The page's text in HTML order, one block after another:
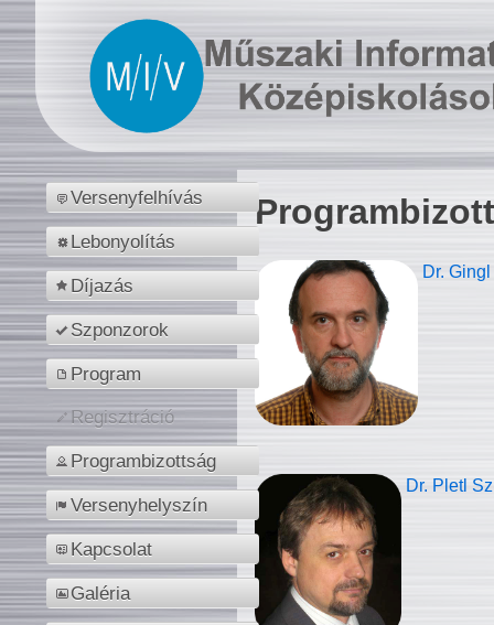
Versenyfelhívás
Lebonyolítás
Díjazás
Szponzorok
Program
Regisztráció
Programbizottság
Versenyhelyszín
Kapcsolat
Galéria
Dr.
Dr. Pletl